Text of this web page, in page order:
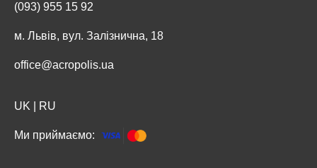
(093) 955 15 92
м. Львів, вул. Залізнична, 18
office@acropolis.ua
UK RU
Ми приймаємо: